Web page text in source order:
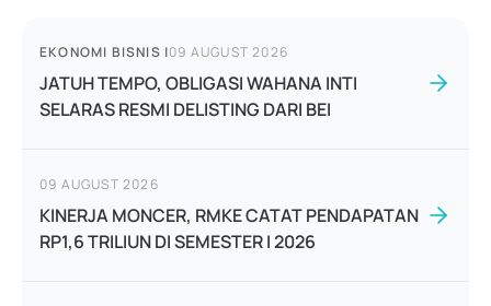
EKONOMI BISNIS |09 AUGUST 2026
JATUH TEMPO, OBLIGASI WAHANA INTI
SELARAS RESMI DELISTING DARI BEI
09 AUGUST 2026
KINERJA MONCER, RMKE CATAT PENDAPATAN
RP1,6 TRILIUN DI SEMESTER I 2026